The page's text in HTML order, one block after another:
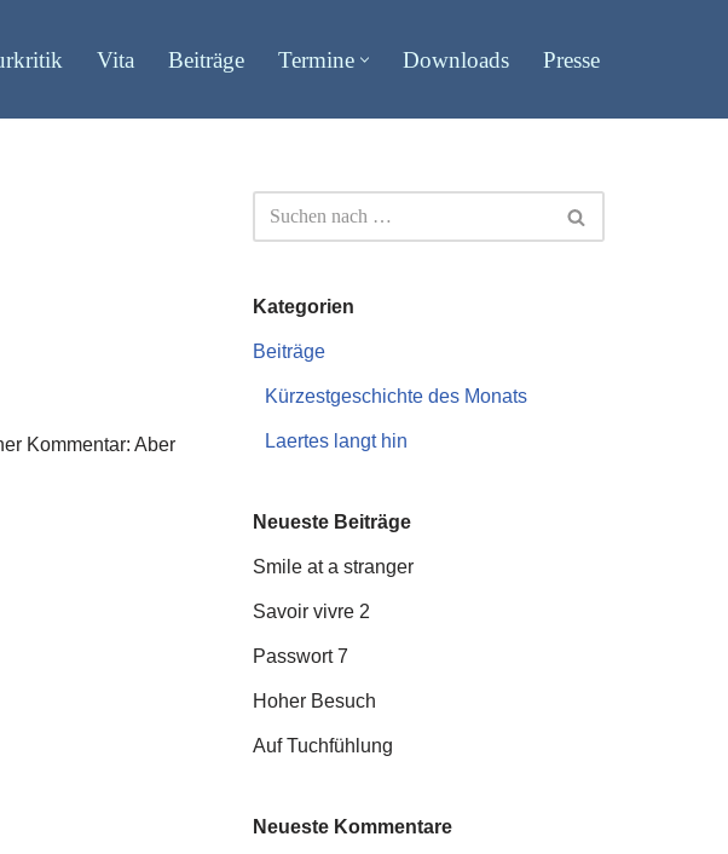
Vita Beiträge Termine Downloads Presse
Kommentar: Aber
Kategorien
Beiträge
Kürzestgeschichte des Monats
Laertes langt hin
Neueste Beiträge
Smile at a stranger
Savoir vivre 2
Passwort 7
Hoher Besuch
Auf Tuchfühlung
Neueste Kommentare